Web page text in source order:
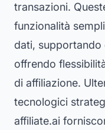
transazioni.
funzionalità
dati,
offrendo
di affiliazione.
tecnologici
affiliate.ai